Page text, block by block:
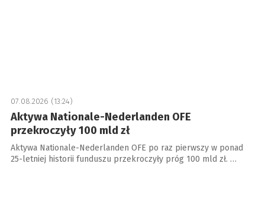
07.08.2026 (13:24)
Aktywa Nationale-Nederlanden OFE
przekroczyły 100 mld zł
Aktywa Nationale-Nederlanden OFE po raz pierwszy w ponad
25-letniej historii funduszu przekroczyły próg 100 mld zł. …